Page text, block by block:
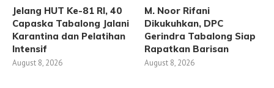
Jelang HUT Ke-81 RI, 40
Capaska Tabalong Jalani
Karantina dan Pelatihan
Intensif
August 8, 2026
M. Noor Rifani
Dikukuhkan, DPC
Gerindra Tabalong Siap
Rapatkan Barisan
August 8, 2026